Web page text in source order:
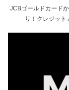
JCBゴールドカード
り！クレジット